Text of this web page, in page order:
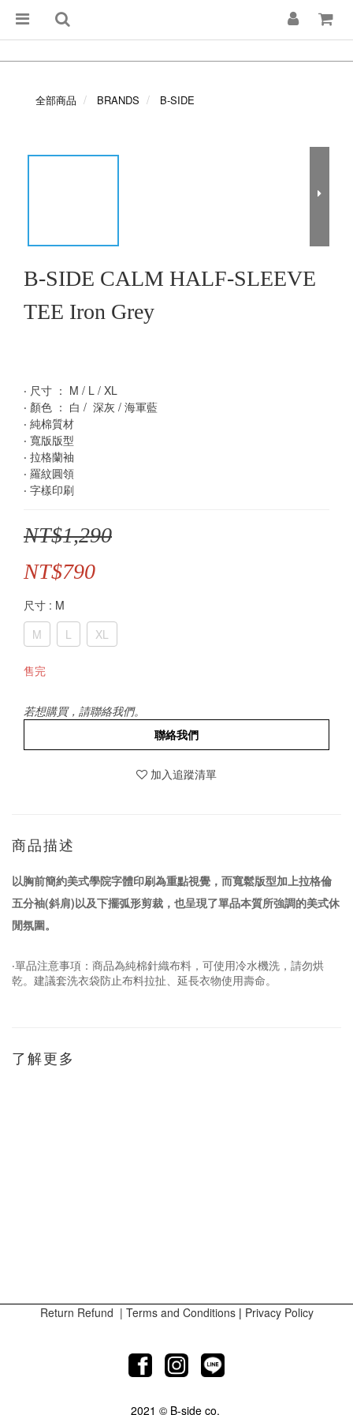
全部商品 BRANDS B-SIDE
B-SIDE CALM HALF-SLEEVE
TEE Iron Grey
‧ 尺寸 ： M / L / XL
‧ 顏色 ： 白 /  深灰 / 海軍藍
‧ 純棉質材
‧ 寬版版型
‧ 拉格蘭袖
‧ 羅紋圓領
‧ 字樣印刷
NT$1,290
NT$790
尺寸 : M
M
L XL
售完
若想購買，請聯絡我們。
聯絡我們
加入追蹤清單
商品描述
以胸前簡約美式學院字體印刷為重點視覺，而寬鬆版型加上拉格倫
五分袖(斜肩)以及下擺弧形剪裁，也呈現了單品本質所強調的美式休
閒氛圍。
‧單品注意事項：商品為純棉針織布料，可使用冷水機洗，請勿烘
乾。建議套洗衣袋防止布料拉扯、延長衣物使用壽命。
了解更多
Return Refund | Terms and Conditions| Privacy Policy
2021 © B-side co.